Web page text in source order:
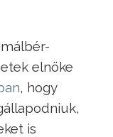
elnöke
, hogy
is